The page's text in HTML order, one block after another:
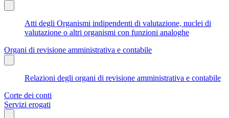
Atti degli Organismi indipendenti di valutazione, nuclei di
valutazione o altri organismi con funzioni analoghe
Organi di revisione amministrativa e contabile
Relazioni degli organi di revisione amministrativa e contabile
Corte dei conti
Servizi erogati